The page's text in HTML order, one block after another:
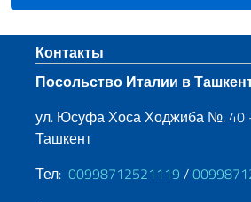
Нижний
Контакты
Посольство Италии в
ул. Юсуфа Хоса Ходжиба №. 40
Ташкент
Тел: 00998712521119 /